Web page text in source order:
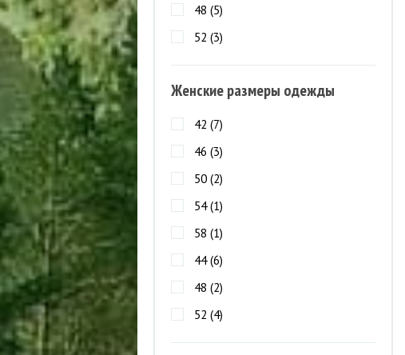
48 (5)
52 (3)
56 (4)
60 (3)
66 (2)
68 (2)
70 (2)
Женские размеры одежды
42 (7)
46 (3)
50 (2)
54 (1)
58 (1)
44 (6)
48 (2)
52 (4)
56 (1)